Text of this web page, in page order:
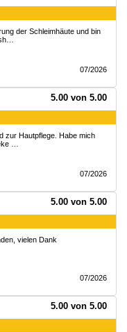
der Schleimhäute und bin
07/2026
5.00 von 5.00
zur Hautpflege. Habe mich
…
07/2026
5.00 von 5.00
vielen Dank
07/2026
5.00 von 5.00